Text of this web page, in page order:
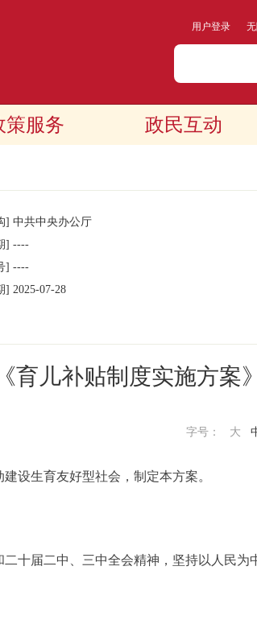
用户登录
策服务 政民互动
] 中共中央办公厅
] ----
] ----
] 2025-07-28
儿补贴制度实施方案》
字号： 大
设生育友好型社会，制定本方案。
届二中、三中全会精神，坚持以人民为